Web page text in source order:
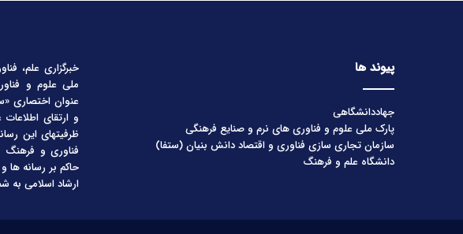
پیوند ها
جهاددانشگاهی
پارک ملی علوم و فناوری های نرم و صنایع فرهنگی
سازمان تجاری سازی فناوری و اقتصاد دانش بنیان (ستفا)
دانشگاه علم و فرهنگ
خبرگزاری علم،
ملی علوم و
و ارتقای
ظرفیتهای این
فناوری و
حاکم بر رسانه
ارشاد اسلامی به شماره 70016 فعالیت خود را